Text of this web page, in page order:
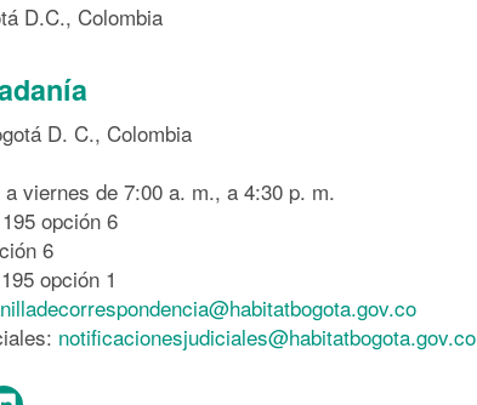
D.C., Colombia
D. C., Colombia
viernes de 7:00 a. m., a 4:30 p. m.
opción 6
6
opción 1
notificacionesjudiciales@habitatbogota.gov.co